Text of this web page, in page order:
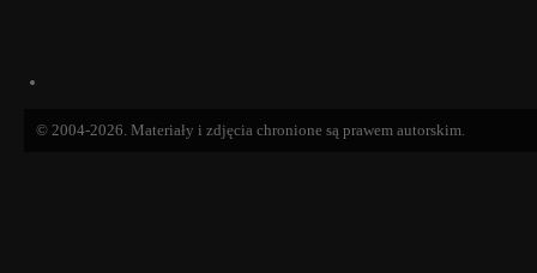
© 2004-2026. Materiały i zdjęcia chronione są prawem autorskim.